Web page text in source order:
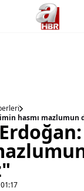
hasmı mazlumun